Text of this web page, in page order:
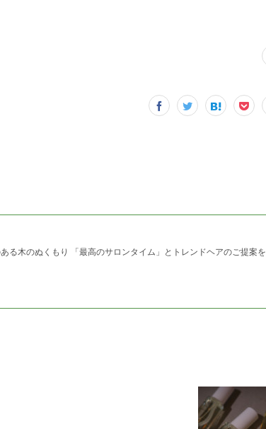
木のぬくもり 「最高のサロンタイム」とトレンドヘアのご提案を